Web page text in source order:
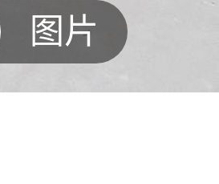
图片